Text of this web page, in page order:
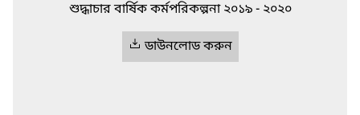
শুদ্ধাচার বার্ষিক কর্মপরিকল্পনা ২০১৯ - ২০২০
ডাউনলোড করুন